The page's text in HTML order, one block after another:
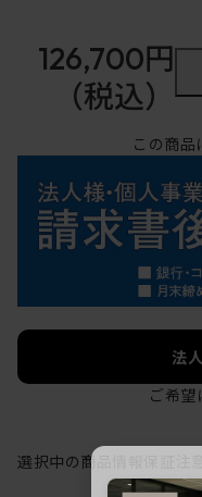
126,700円
（税込）
この商品
法
ご希望
選択中の商品情報